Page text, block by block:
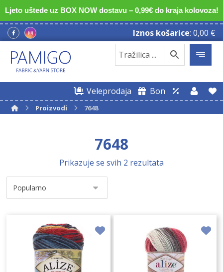
Ljeto uštede uz BOX NOW dostavu – 0,99€ do kraja kolovoza!
Iznos košarice: 0,00 €
Veleprodaja Bon
Proizvodi 7648
7648
Prikazuje se svih 2 rezultata